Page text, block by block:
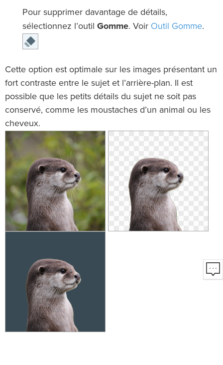
Pour supprimer davantage de détails,
sélectionnez l’outil Gomme. Voir Outil Gomme.
Cette option est optimale sur les images présentant un
fort contraste entre le sujet et l’arrière-plan. Il est
possible que les petits détails du sujet ne soit pas
conservé, comme les moustaches d’un animal ou les
cheveux.